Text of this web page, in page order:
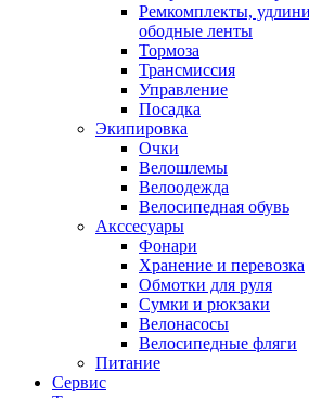
Ремкомплекты,
ободные ленты
Тормоза
Трансмиссия
Управление
Посадка
Экипировка
Очки
Велошлемы
Велоодежда
Велосипедная обувь
Акссесуары
Фонари
Хранение и перевозка
Обмотки для руля
Сумки и рюкзаки
Велонасосы
Велосипедные фляги
Питание
Сервис